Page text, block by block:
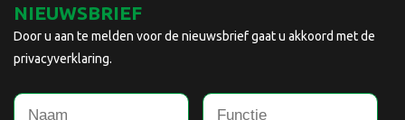
NIEUWSBRIEF
Door u aan te melden voor de nieuwsbrief gaat u akkoord met de
privacyverklaring.